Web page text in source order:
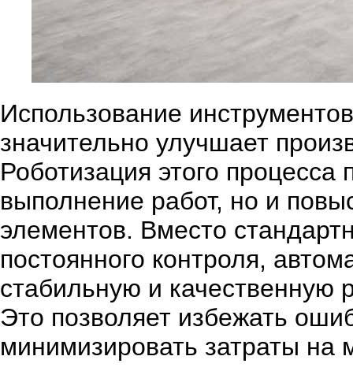
Использование
значительно улучшает
Роботизация этого процесса
выполнение работ, но и
элементов. Вместо
постоянного контроля,
стабильную и качественную
Это позволяет избежать
минимизировать затраты